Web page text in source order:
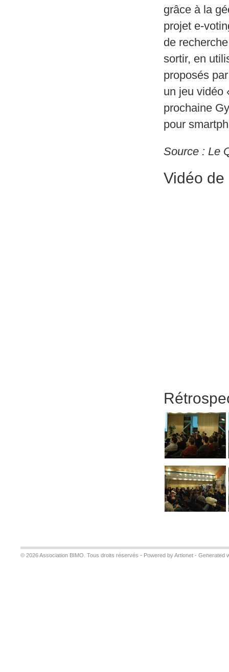
grâce à la
projet e-
de
sortir, en
proposés
un jeu vidéo
prochaine
pour
Source : Le
Vidéo de
© 2026 Association BIMO. Tous droits réservés - Powered by Artionet - Generated